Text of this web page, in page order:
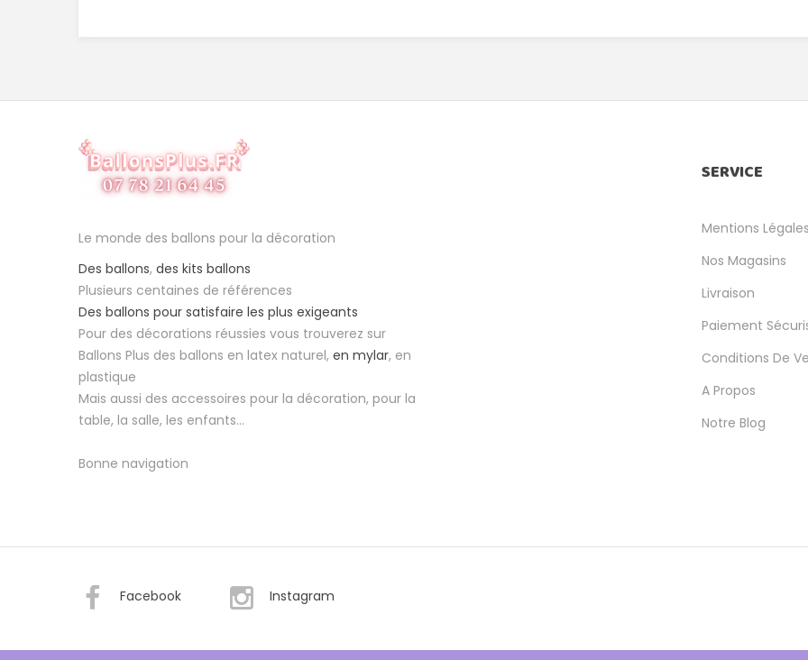
Le monde des ballons pour la décoration
Des ballons, des kits ballons
Plusieurs centaines de références
Des ballons pour satisfaire les plus exigeants
Pour des décorations réussies vous trouverez sur
Ballons Plus des ballons en latex naturel, en mylar, en
plastique
Mais aussi des accessoires pour la décoration, pour la
table, la salle, les enfants...
Bonne navigation
SERVICE
Mentions Légales
Nos Magasins
Livraison
Paiement
Conditions De
A Propos
Notre Blog
Facebook Instagram